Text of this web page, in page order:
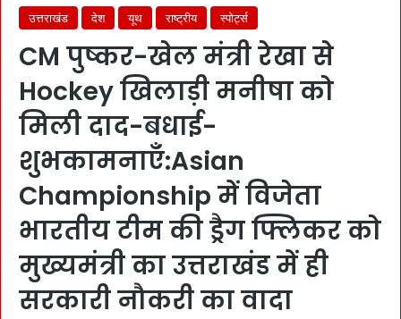
उत्तराखंड देश यूथ राष्ट्रीय स्पोर्ट्स
CM पुष्कर-खेल मंत्री रेखा से
Hockey खिलाड़ी मनीषा को
मिली दाद-बधाई-
शुभकामनाएँ:Asian
Championship में विजेता
भारतीय टीम की ड्रैग फ्लिकर को
मुख्यमंत्री का उत्तराखंड में ही
सरकारी नौकरी का वादा